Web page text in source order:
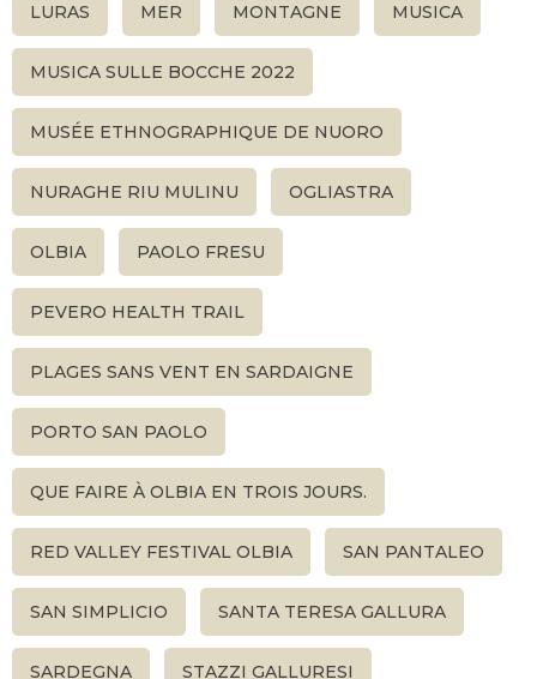
LURAS MER MONTAGNE MUSICA
MUSICA SULLE BOCCHE 2022
MUSÉE ETHNOGRAPHIQUE DE NUORO
NURAGHE RIU MULINU OGLIASTRA
OLBIA PAOLO FRESU
PEVERO HEALTH TRAIL
PLAGES SANS VENT EN SARDAIGNE
PORTO SAN PAOLO
QUE FAIRE À OLBIA EN TROIS JOURS.
RED VALLEY FESTIVAL OLBIA SAN PANTALEO
SAN SIMPLICIO SANTA TERESA GALLURA
SARDEGNA STAZZI GALLURESI